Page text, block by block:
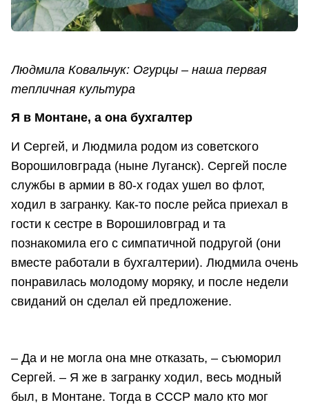
Людмила Ковальчук: Огурцы – наша первая
тепличная культура
Я в Монтане, а она бухгалтер
И Сергей, и Людмила родом из советского
Ворошиловграда (ныне Луганск). Сергей после
службы в армии в 80-х годах ушел во флот,
ходил в загранку. Как-то после рейса приехал в
гости к сестре в Ворошиловград и та
познакомила его с симпатичной подругой (они
вместе работали в бухгалтерии). Людмила очень
понравилась молодому моряку, и после недели
свиданий он сделал ей предложение.
– Да и не могла она мне отказать, – съюморил
Сергей. – Я же в загранку ходил, весь модный
был, в Монтане. Тогда в СССР мало кто мог